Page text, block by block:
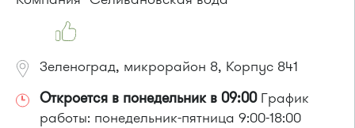
Маршрутка № 408м, 419м, 476м
Зеленоград, микрорайон 8, Корпус 841
Откроется в понедельник в 09:00График
работы: понедельник-пятница 9:00-18:00